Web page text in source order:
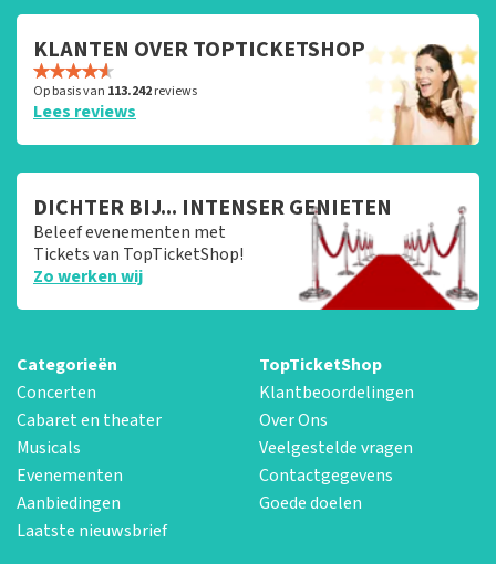
KLANTEN OVER TOPTICKETSHOP
Op basis van 113.242reviews
Lees reviews
DICHTER BIJ... INTENSER GENIETEN
Beleef evenementen met
Tickets van TopTicketShop!
Zo werken wij
Categorieën
Concerten
Cabaret en theater
Musicals
Evenementen
Aanbiedingen
Laatste nieuwsbrief
TopTicketShop
Klantbeoordelingen
Over Ons
Veelgestelde vragen
Contactgegevens
Goede doelen